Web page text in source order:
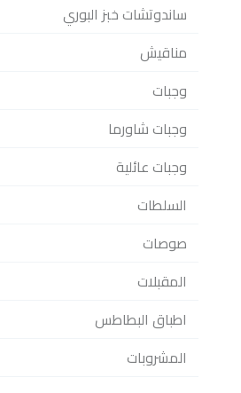
ساندوتشات خبز البوري
مناقيش
وجبات
وجبات شاورما
وجبات عائلية
السلطات
صوصات
المقبلات
اطباق البطاطس
المشروبات